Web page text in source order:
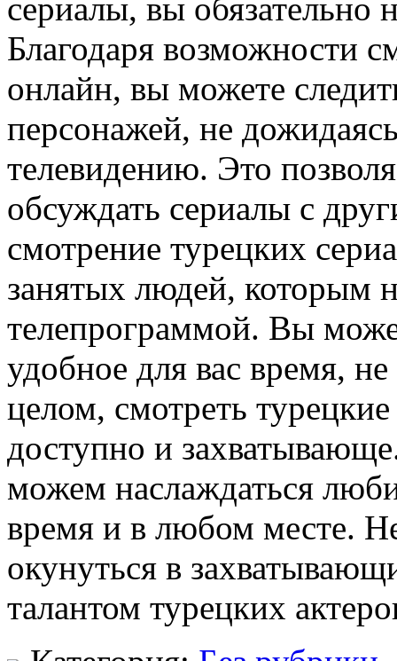
сериалы, вы обязательно
Благодаря возможности
онлайн, вы можете
персонажей, не
телевидению. Это
обсуждать сериалы с
смотрение турецких
занятых людей, которым
телепрограммой. Вы
удобное для вас время,
целом, смотреть
доступно и
можем наслаждаться
время и в любом месте.
окунуться в
талантом турецких